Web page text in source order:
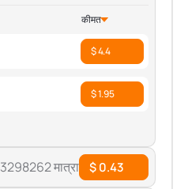
कीमत
$ 4.4
$ 1.95
3298262 मात्रा $ 0.43